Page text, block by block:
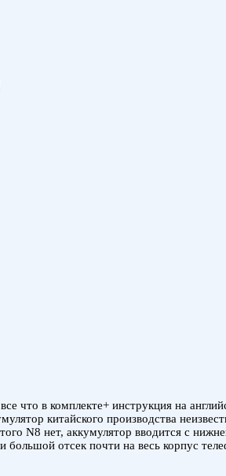
в комплекте+ инструкция на
китайского производства
N8 нет, аккумулятор вводится с
большой отсек почти на весь корпус